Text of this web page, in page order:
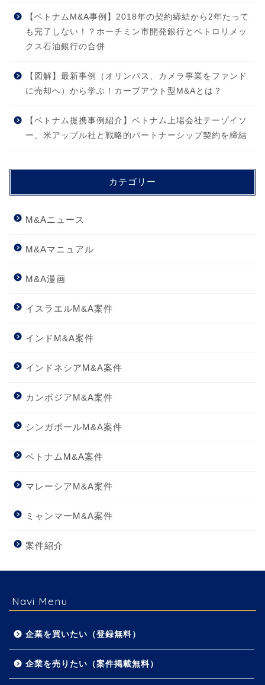
【ベトナムM&A事例】2018年の契約締結から2年たって
も完了しない！？ホーチミン市開発銀行とペトロリメッ
クス石油銀行の合併
【図解】最新事例（オリンパス、カメラ事業をファンド
に売却へ）から学ぶ！カーブアウト型M&Aとは？
【ベトナム提携事例紹介】ベトナム上場会社テーゾイソ
ー、米アップル社と戦略的パートナーシップ契約を締結
カテゴリー
M&Aニュース
M&Aマニュアル
M&A漫画
イスラエルM&A案件
インドM&A案件
インドネシアM&A案件
カンボジアM&A案件
シンガポールM&A案件
ベトナムM&A案件
マレーシアM&A案件
ミャンマーM&A案件
案件紹介
Navi Menu
企業を買いたい（登録無料）
企業を売りたい（案件掲載無料）